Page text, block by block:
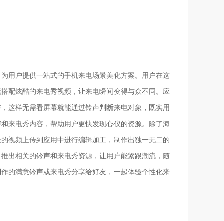
用户提供一站式的手机来电场景美化方案。用户在这
配炫酷的来电秀视频，让来电瞬间变得与众不同。应
这样无需看屏幕就能通过铃声判断来电对象，既实用
来电秀内容，帮助用户更快发现心仪的资源。除了海
视频上传到应用中进行编辑加工，制作出独一无二的
出相关的铃声和来电秀资源，让用户能紧跟潮流，随
的满意铃声或来电秀分享给好友，一起体验个性化来